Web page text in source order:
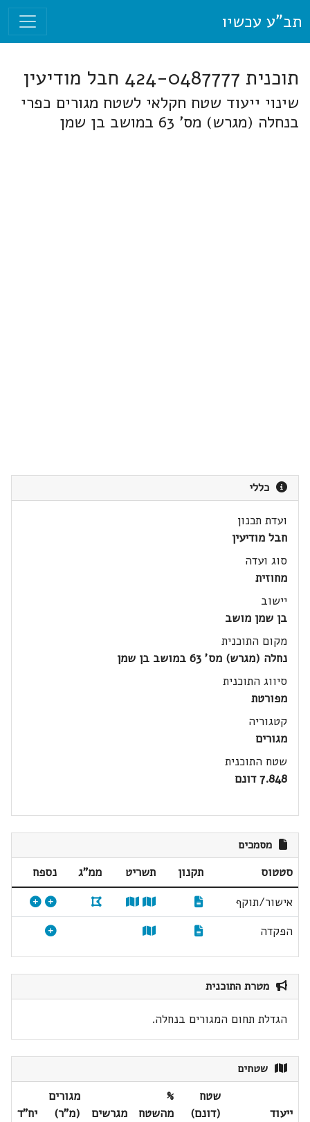
תב"ע עכשיו
תוכנית 424-0487777 חבל מודיעין
שינוי ייעוד שטח חקלאי לשטח מגורים כפרי
בנחלה (מגרש) מס' 63 במושב בן שמן
כללי
ועדת תכנון
חבל מודיעין
סוג ועדה
מחוזית
יישוב
בן שמן מושב
מקום התוכנית
נחלה (מגרש) מס' 63 במושב בן שמן
סיווג התוכנית
מפורטת
קטגוריה
מגורים
שטח התוכנית
7.848 דונם
מסמכים
סטטוס תקנון תשריט ממ"ג
נספח
אישור/תוקף
הפקדה
מטרת התוכנית
הגדלת תחום המגורים בנחלה.
שטחים
ייעוד
שטח
(דונם)
%
מהשטח
מגרשים
מגורים
(מ"ר)
יח"ד